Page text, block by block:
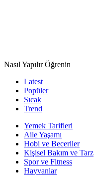
Nasıl Yapılır Öğrenin
Latest
Popüler
Sıcak
Trend
Yemek Tarifleri
Aile Yaşamı
Hobi ve Beceriler
Kişisel Bakım ve Tarz
Spor ve Fitness
Hayvanlar